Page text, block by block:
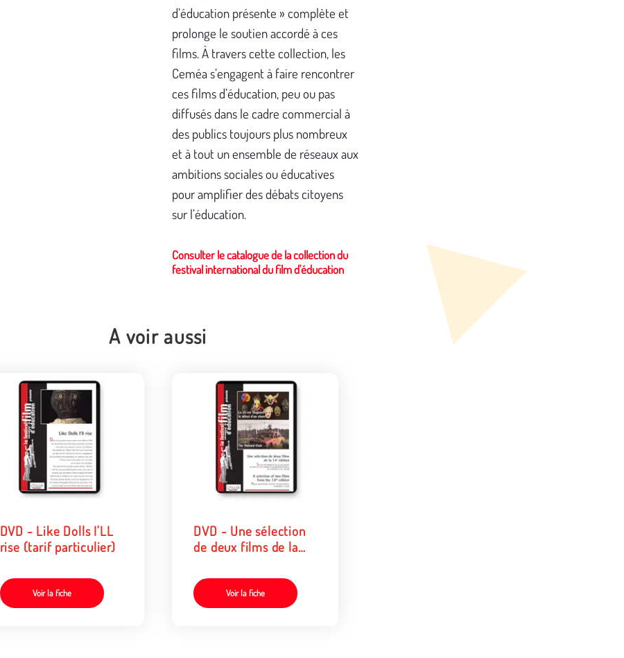
d’éducation présente » complète et
prolonge le soutien accordé à ces
films. À travers cette collection, les
Ceméa s’engagent à faire rencontrer
ces films d’éducation, peu ou pas
diffusés dans le cadre commercial à
des publics toujours plus nombreux
et à tout un ensemble de réseaux aux
ambitions sociales ou éducatives
pour amplifier des débats citoyens
sur l’éducation.
Consulter le catalogue de la collection du
festival international du film d'éducation
A voir aussi
DVD - Like Dolls I'LL
rise (tarif particulier)
Voir la fiche
DVD - Une sélection
de deux films de la
particulier)
Voir la fiche